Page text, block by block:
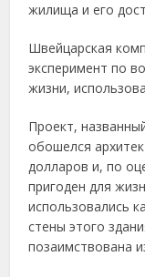
жилища и его
Швейцарская
эксперимент по
жизни,
Проект,
обошелся
долларов и, по
пригоден для
использовались
стены этого
позаимствована